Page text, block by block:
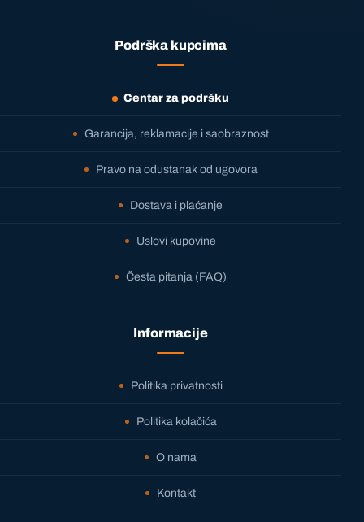
Podrška kupcima
Centar za podršku
Garancija, reklamacije i saobraznost
Pravo na odustanak od ugovora
Dostava i plaćanje
Uslovi kupovine
Česta pitanja (FAQ)
Informacije
Politika privatnosti
Politika kolačića
O nama
Kontakt